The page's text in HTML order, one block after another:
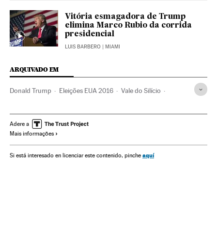
Vitória esmagadora de Trump
elimina Marco Rubio da corrida
presidencial
LUIS BARBERO | MIAMI
ARQUIVADO EM
Donald Trump Eleições EUA 2016 Vale do Silício
Eleições presidenciais Eleições
Estados Unidos
Adere a
Mais informações
Si está interesado en licenciar este contenido, pinche aquí